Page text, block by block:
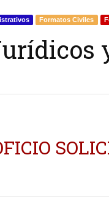
Formatos Civiles